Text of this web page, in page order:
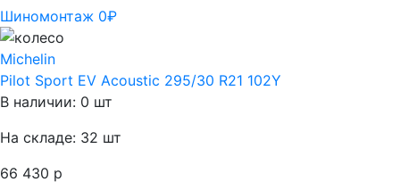
Шиномонтаж 0₽
Michelin
Pilot Sport EV Acoustic 295/30 R21 102Y
В наличии: 0 шт
На складе: 32 шт
66 430 р